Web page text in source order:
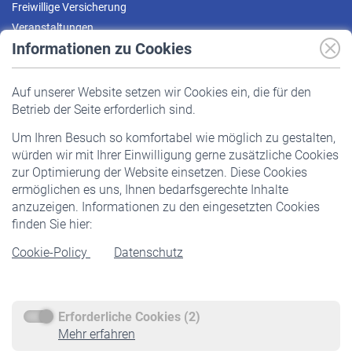
Informationen zu Cookies
Auf unserer Website setzen wir Cookies ein, die für den
Betrieb der Seite erforderlich sind.
Um Ihren Besuch so komfortabel wie möglich zu gestalten,
würden wir mit Ihrer Einwilligung gerne zusätzliche Cookies
zur Optimierung der Website einsetzen. Diese Cookies
ermöglichen es uns, Ihnen bedarfsgerechte Inhalte
anzuzeigen. Informationen zu den eingesetzten Cookies
finden Sie hier:
Cookie-Policy
Datenschutz
Erforderliche Cookies (2)
Mehr erfahren
Freiwillige Versicherung
Veranstaltungen
Pflichtversicherung
Staatliche Förderung
Veranstaltungen
Rentner
Rentenbeginn
Rente beantragen
Service
Informationen